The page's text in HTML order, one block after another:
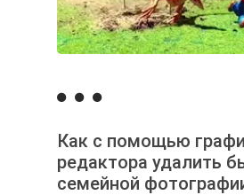
Как с помощью
редактора удалить
семейной